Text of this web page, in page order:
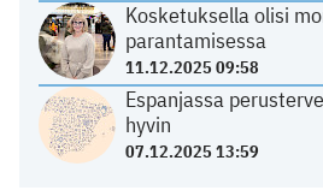
Kosketuksella olisi
parantamisessa
11.12.2025 09:58
Espanjassa
hyvin
07.12.2025 13:59